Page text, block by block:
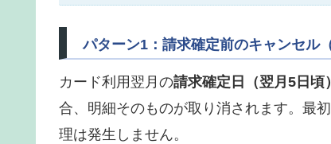
パターン1：請求確定前のキャンセル
カード利用翌月の請求確定日（翌月5日頃
合、明細そのものが取り消されます。最
理は発生しません。